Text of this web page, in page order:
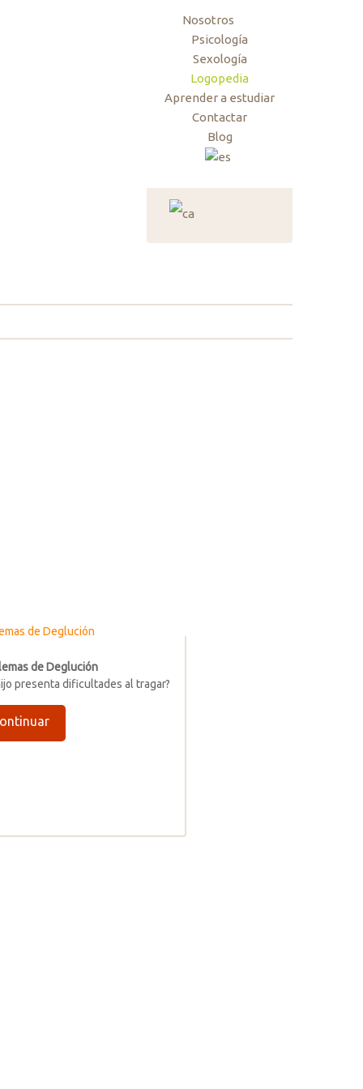
Nosotros
Psicología
Sexología
Logopedia
Aprender a estudiar
Contactar
Blog
de Deglución
presenta dificultades al tragar?